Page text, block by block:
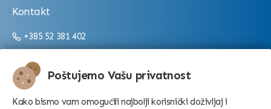
Poštujemo Vašu privatnost
Kako bismo vam omogućili najbolji korisnički doživljaj i
Kontakt
+385 52 381 402
info@aquarium.hr
Radno vrijeme: